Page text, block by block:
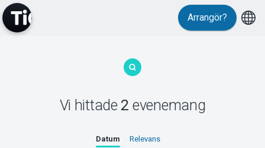
MyTickster
Support
Arrangör?
Vi hittade 2 evenemang
Datum Relevans